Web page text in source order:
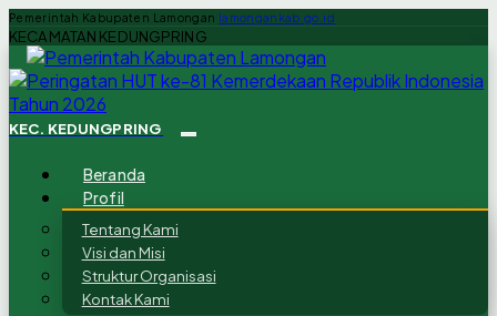
Pemerintah Kabupaten Lamongan lamongankab.go.id
KECAMATAN KEDUNGPRING
KEC. KEDUNGPRING
Beranda
Profil
Tentang Kami
Visi dan Misi
Struktur Organisasi
Kontak Kami